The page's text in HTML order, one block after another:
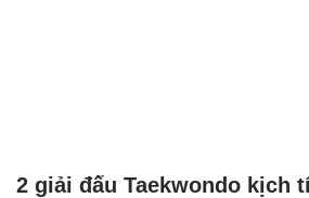
2 giải đấu Taekwondo kịch